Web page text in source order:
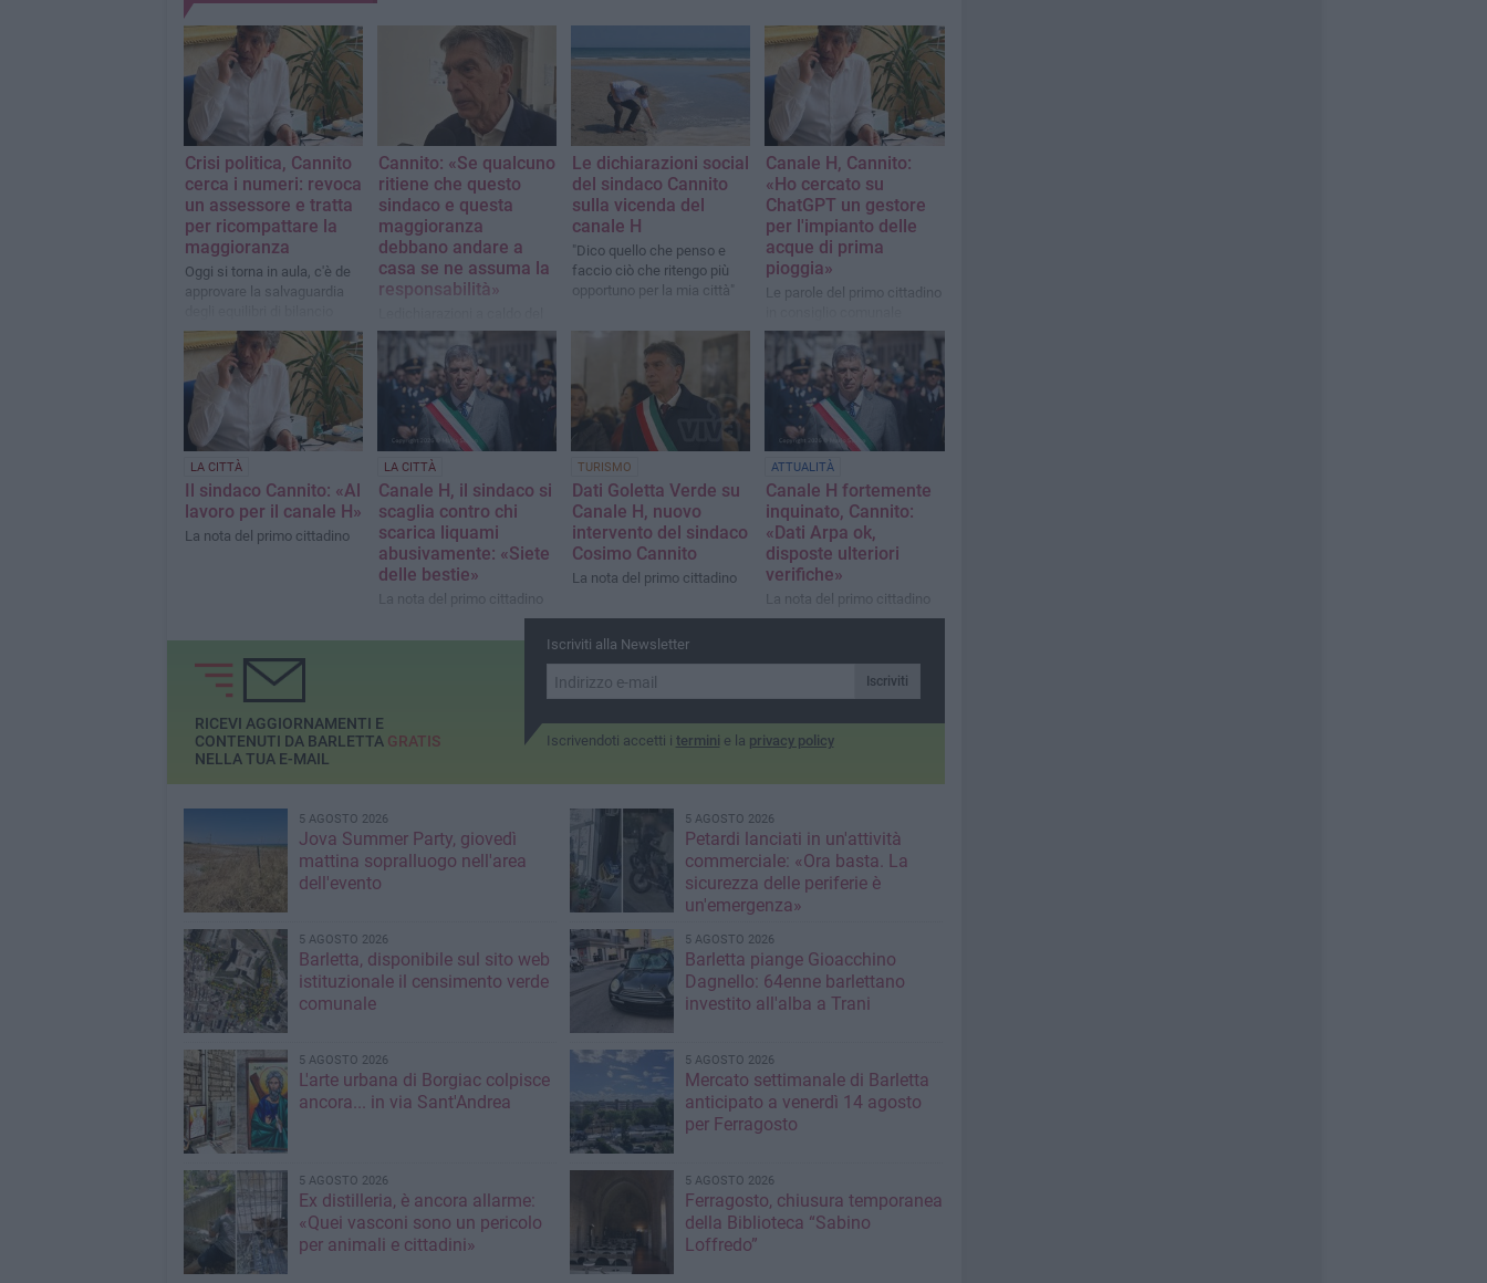
Crisi politica, Cannito
cerca i numeri: revoca
un assessore e tratta
per ricompattare la
maggioranza
Oggi si torna in aula, c'è de
approvare la salvaguardia
Cannito: «Se qualcuno
ritiene che questo
sindaco e questa
maggioranza
debbano andare a
casa se ne assuma la
responsabilità»
sindaco Cosimo Cannito
sulla crisi della sua
maggioranza
Le dichiarazioni social
del sindaco Cannito
sulla vicenda del
canale H
"Dico quello che penso e
faccio ciò che ritengo più
opportuno per la mia città"
Canale H, Cannito:
«Ho cercato su
ChatGPT un gestore
per l'impianto delle
acque di prima
pioggia»
Le parole del primo cittadino
LA CITTÀ
Il sindaco Cannito: «Al
lavoro per il canale H»
La nota del primo cittadino
LA CITTÀ
Canale H, il sindaco si
scaglia contro chi
scarica liquami
abusivamente: «Siete
delle bestie»
La nota del primo cittadino
TURISMO
Dati Goletta Verde su
Canale H, nuovo
intervento del sindaco
Cosimo Cannito
La nota del primo cittadino
ATTUALITÀ
Canale H fortemente
inquinato, Cannito:
«Dati Arpa ok,
disposte ulteriori
verifiche»
La nota del primo cittadino
Iscriviti alla Newsletter
Iscriviti
Iscrivendoti accetti i termini e la privacy policy
RICEVI AGGIORNAMENTI E
CONTENUTI DA BARLETTA GRATIS
NELLA TUA E-MAIL
5 AGOSTO 2026
Jova Summer Party, giovedì
mattina sopralluogo nell'area
dell'evento
5 AGOSTO 2026
Petardi lanciati in un'attività
commerciale: «Ora basta. La
sicurezza delle periferie è
un'emergenza»
5 AGOSTO 2026
Barletta, disponibile sul sito web
istituzionale il censimento verde
comunale
5 AGOSTO 2026
Barletta piange Gioacchino
Dagnello: 64enne barlettano
investito all'alba a Trani
5 AGOSTO 2026
L'arte urbana di Borgiac colpisce
ancora... in via Sant'Andrea
5 AGOSTO 2026
Mercato settimanale di Barletta
anticipato a venerdì 14 agosto
per Ferragosto
5 AGOSTO 2026
Ex distilleria, è ancora allarme:
«Quei vasconi sono un pericolo
per animali e cittadini»
5 AGOSTO 2026
Ferragosto, chiusura temporanea
della Biblioteca “Sabino
Loffredo”